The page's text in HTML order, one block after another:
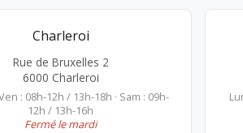
Charleroi
Rue de Bruxelles 2
6000 Charleroi
: 08h-12h / 13h-18h · Sam : 09h-
12h / 13h-16h
Fermé le mardi